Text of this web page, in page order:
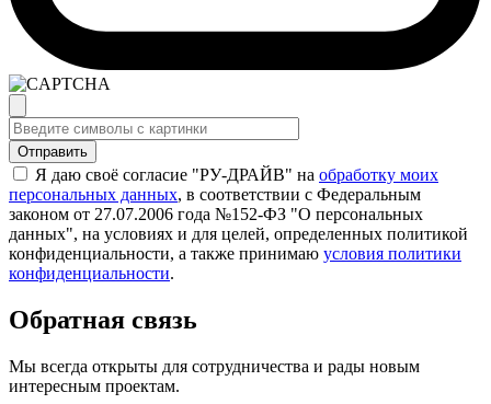
Я даю своё согласие "РУ-ДРАЙВ" на обработку моих
персональных данных, в соответствии с Федеральным
законом от 27.07.2006 года №152-ФЗ "О персональных
данных", на условиях и для целей, определенных политикой
конфиденциальности, а также принимаю условия политики
конфиденциальности.
Обратная связь
Мы всегда открыты для сотрудничества и рады новым
интересным проектам.